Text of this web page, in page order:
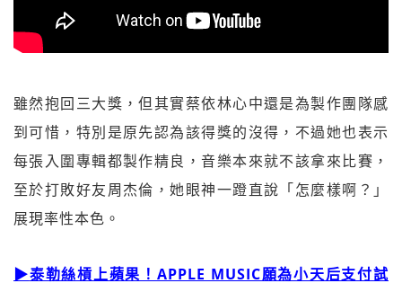
雖然抱回三大獎，但其實蔡依林心中還是為製作團隊感
到可惜，特別是原先認為該得獎的沒得，不過她也表示
每張入圍專輯都製作精良，音樂本來就不該拿來比賽，
至於打敗好友周杰倫，她眼神一蹬直說「怎麼樣啊？」
展現率性本色。
▶泰勒絲槓上蘋果！APPLE MUSIC願為小天后支付試